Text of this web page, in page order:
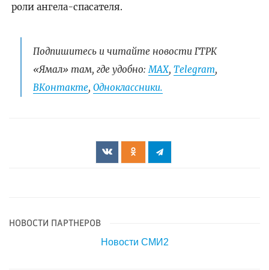
роли ангела-спасателя.
Подпишитесь и читайте новости ГТРК
«Ямал» там, где удобно:МАХ, Telegram,
ВКонтакте, Одноклассники.
НОВОСТИ ПАРТНЕРОВ
Новости СМИ2